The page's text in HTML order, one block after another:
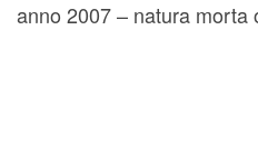
anno 2007 – natura morta